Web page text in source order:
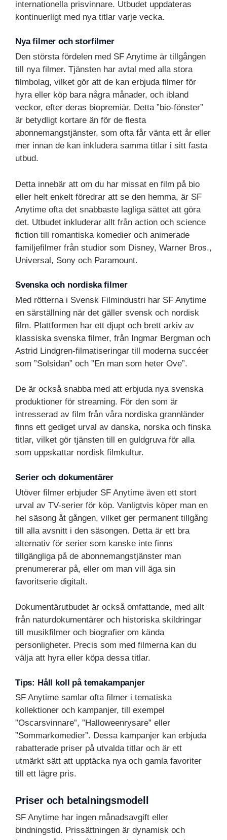
internationella prisvinnare. Utbudet uppdateras
kontinuerligt med nya titlar varje vecka.
Nya filmer och storfilmer
Den största fördelen med SF Anytime är tillgången
till nya filmer. Tjänsten har avtal med alla stora
filmbolag, vilket gör att de kan erbjuda filmer för
hyra eller köp bara några månader, och ibland
veckor, efter deras biopremiär. Detta ”bio-fönster”
är betydligt kortare än för de flesta
abonnemangstjänster, som ofta får vänta ett år eller
mer innan de kan inkludera samma titlar i sitt fasta
utbud.
Detta innebär att om du har missat en film på bio
eller helt enkelt föredrar att se den hemma, är SF
Anytime ofta det snabbaste lagliga sättet att göra
det. Utbudet inkluderar allt från action och science
fiction till romantiska komedier och animerade
familjefilmer från studior som Disney, Warner Bros.,
Universal, Sony och Paramount.
Svenska och nordiska filmer
Med rötterna i Svensk Filmindustri har SF Anytime
en särställning när det gäller svensk och nordisk
film. Plattformen har ett djupt och brett arkiv av
klassiska svenska filmer, från Ingmar Bergman och
Astrid Lindgren-filmatiseringar till moderna succéer
som ”Solsidan” och ”En man som heter Ove”.
De är också snabba med att erbjuda nya svenska
produktioner för streaming. För den som är
intresserad av film från våra nordiska grannländer
finns ett gediget urval av danska, norska och finska
titlar, vilket gör tjänsten till en guldgruva för alla
som uppskattar nordisk filmkultur.
Serier och dokumentärer
Utöver filmer erbjuder SF Anytime även ett stort
urval av TV-serier för köp. Vanligtvis köper man en
hel säsong åt gången, vilket ger permanent tillgång
till alla avsnitt i den säsongen. Detta är ett bra
alternativ för serier som kanske inte finns
tillgängliga på de abonnemangstjänster man
prenumererar på, eller om man vill äga sin
favoritserie digitalt.
Dokumentärutbudet är också omfattande, med allt
från naturdokumentärer och historiska skildringar
till musikfilmer och biografier om kända
personligheter. Precis som med filmerna kan du
välja att hyra eller köpa dessa titlar.
Tips: Håll koll på temakampanjer
SF Anytime samlar ofta filmer i tematiska
kollektioner och kampanjer, till exempel
”Oscarsvinnare”, ”Halloweenrysare” eller
”Sommarkomedier”. Dessa kampanjer kan erbjuda
rabatterade priser på utvalda titlar och är ett
utmärkt sätt att upptäcka nya och gamla favoriter
till ett lägre pris.
Priser och betalningsmodell
SF Anytime har ingen månadsavgift eller
bindningstid. Prissättningen är dynamisk och